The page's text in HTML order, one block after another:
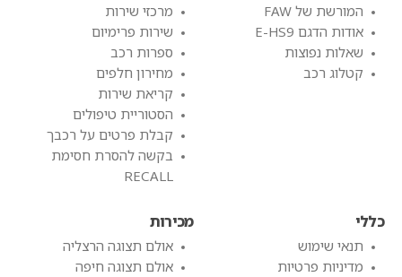
המורשת של FAW
אודות הדגם E-HS9
שאלות נפוצות
קטלוג רכב
מרכזי שירות
שירות פרימיום
ספרות רכב
מחירון חלפים
קריאת שירות
הסטוריית טיפולים
קבלת פרטים על רכבך
בקשה להסרת חסימת
RECALL
כללי
תנאי שימוש
מדיניות פרטיות
מכירות
אולם תצוגה הרצליה
אולם תצוגה חיפה